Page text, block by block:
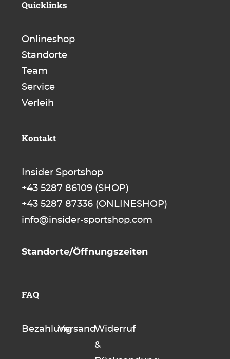
Quicklinks
Onlineshop
Standorte
Team
Service
Verleih
Kontakt
Insider Sportshop
+43 5287 86109 (SHOP)
+43 5287 87336 (ONLINESHOP)
info@insider-sportshop.com
Standorte/Öffnungszeiten
FAQ
BezahlungVersandWiderruf
&